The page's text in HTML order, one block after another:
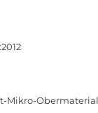
Mikro-Obermaterial